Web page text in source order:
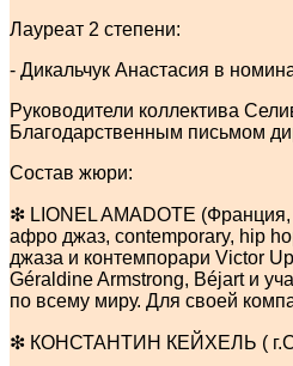
Лауреат 2 степени:
- Дикальчук Анастасия в
Руководители коллектива
Благодарственным письмом
Состав жюри:
❇ LIONEL AMADOTE
афро джаз, contemporary, hip
джаза и контемпорари Victor
Géraldine Armstrong, Béjart и
по всему миру. Для своей
❇ КОНСТАНТИН КЕЙХЕЛЬ (